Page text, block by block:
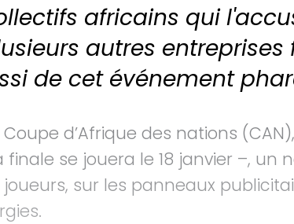
africains qui
autres entreprises
de cet événement
d’Afrique des nations
se jouera le 18 janvier –, un
joueurs, sur les panneaux